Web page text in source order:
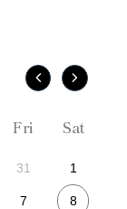
Fri Sat
31 1
7 8